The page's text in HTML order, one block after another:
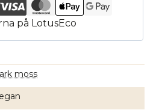
moss